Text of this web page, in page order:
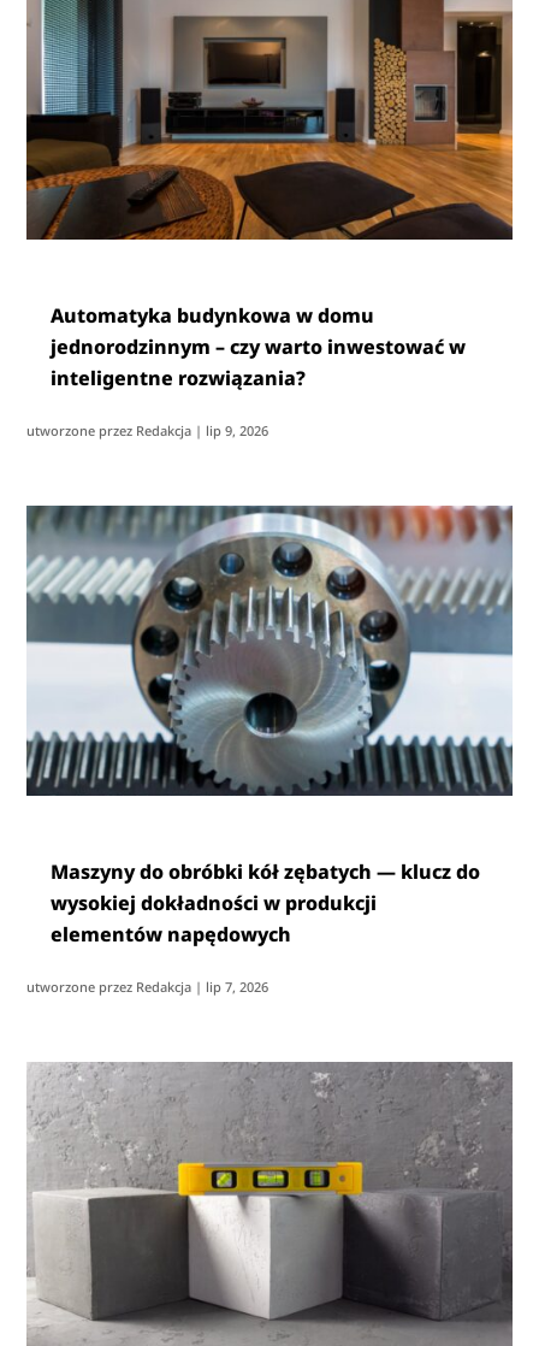
Automatyka budynkowa w domu
jednorodzinnym – czy warto inwestować w
inteligentne rozwiązania?
utworzone przez Redakcja | lip 9, 2026
Maszyny do obróbki kół zębatych — klucz do
wysokiej dokładności w produkcji
elementów napędowych
utworzone przez Redakcja | lip 7, 2026